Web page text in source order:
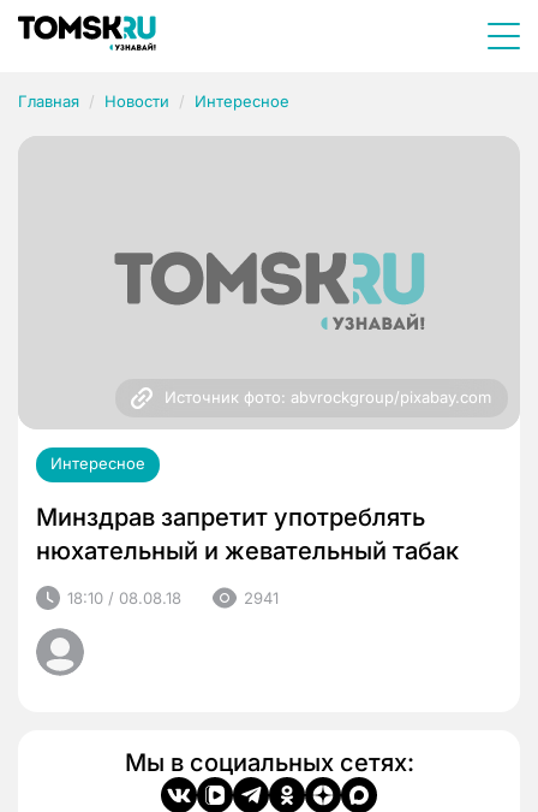
Главная Новости Интересное
Источник фото: abvrockgroup/pixabay.com
Интересное
Минздрав запретит употреблять
нюхательный и жевательный табак
18:10 / 08.08.18 2941
Мы в социальных сетях: